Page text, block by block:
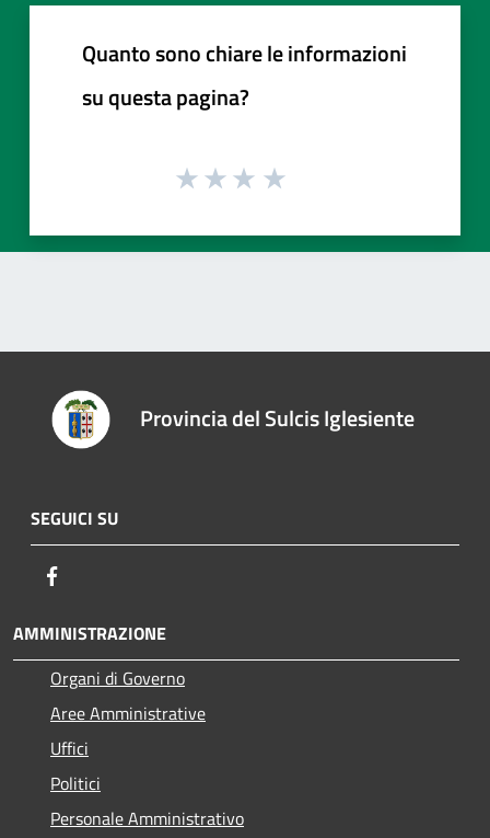
Quanto sono chiare le informazioni
su questa pagina?
Provincia del Sulcis Iglesiente
SEGUICI SU
AMMINISTRAZIONE
Organi di Governo
Aree Amministrative
Uffici
Politici
Personale Amministrativo